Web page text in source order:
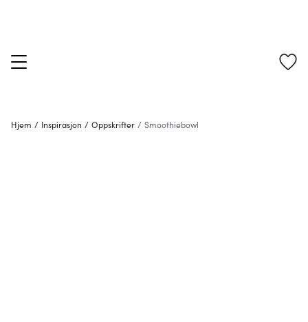
Hjem / Inspirasjon / Oppskrifter / Smoothiebowl